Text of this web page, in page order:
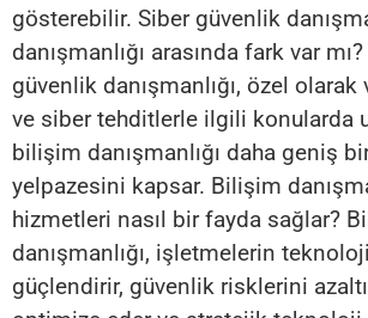
gösterebilir. Siber güvenlik
danışmanlığı arasında fark var
güvenlik danışmanlığı, özel
ve siber tehditlerle ilgili konularda
bilişim danışmanlığı daha geniş
yelpazesini kapsar. Bilişim
hizmetleri nasıl bir fayda sağlar?
danışmanlığı, işletmelerin
güçlendirir, güvenlik risklerini